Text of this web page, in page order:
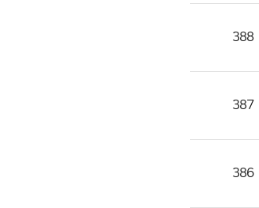
로
제
성
388
387
386